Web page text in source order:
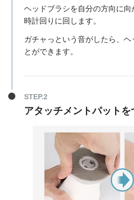
ヘッドブラシを自分の方向に向
時計回りに回します。
ガチャっという音がしたら、
とができます。
アタッチメントパットを